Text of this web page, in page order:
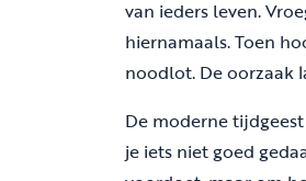
van ieders leven.
hiernamaals. Toen
noodlot. De oorzaak
De moderne
je iets niet goed